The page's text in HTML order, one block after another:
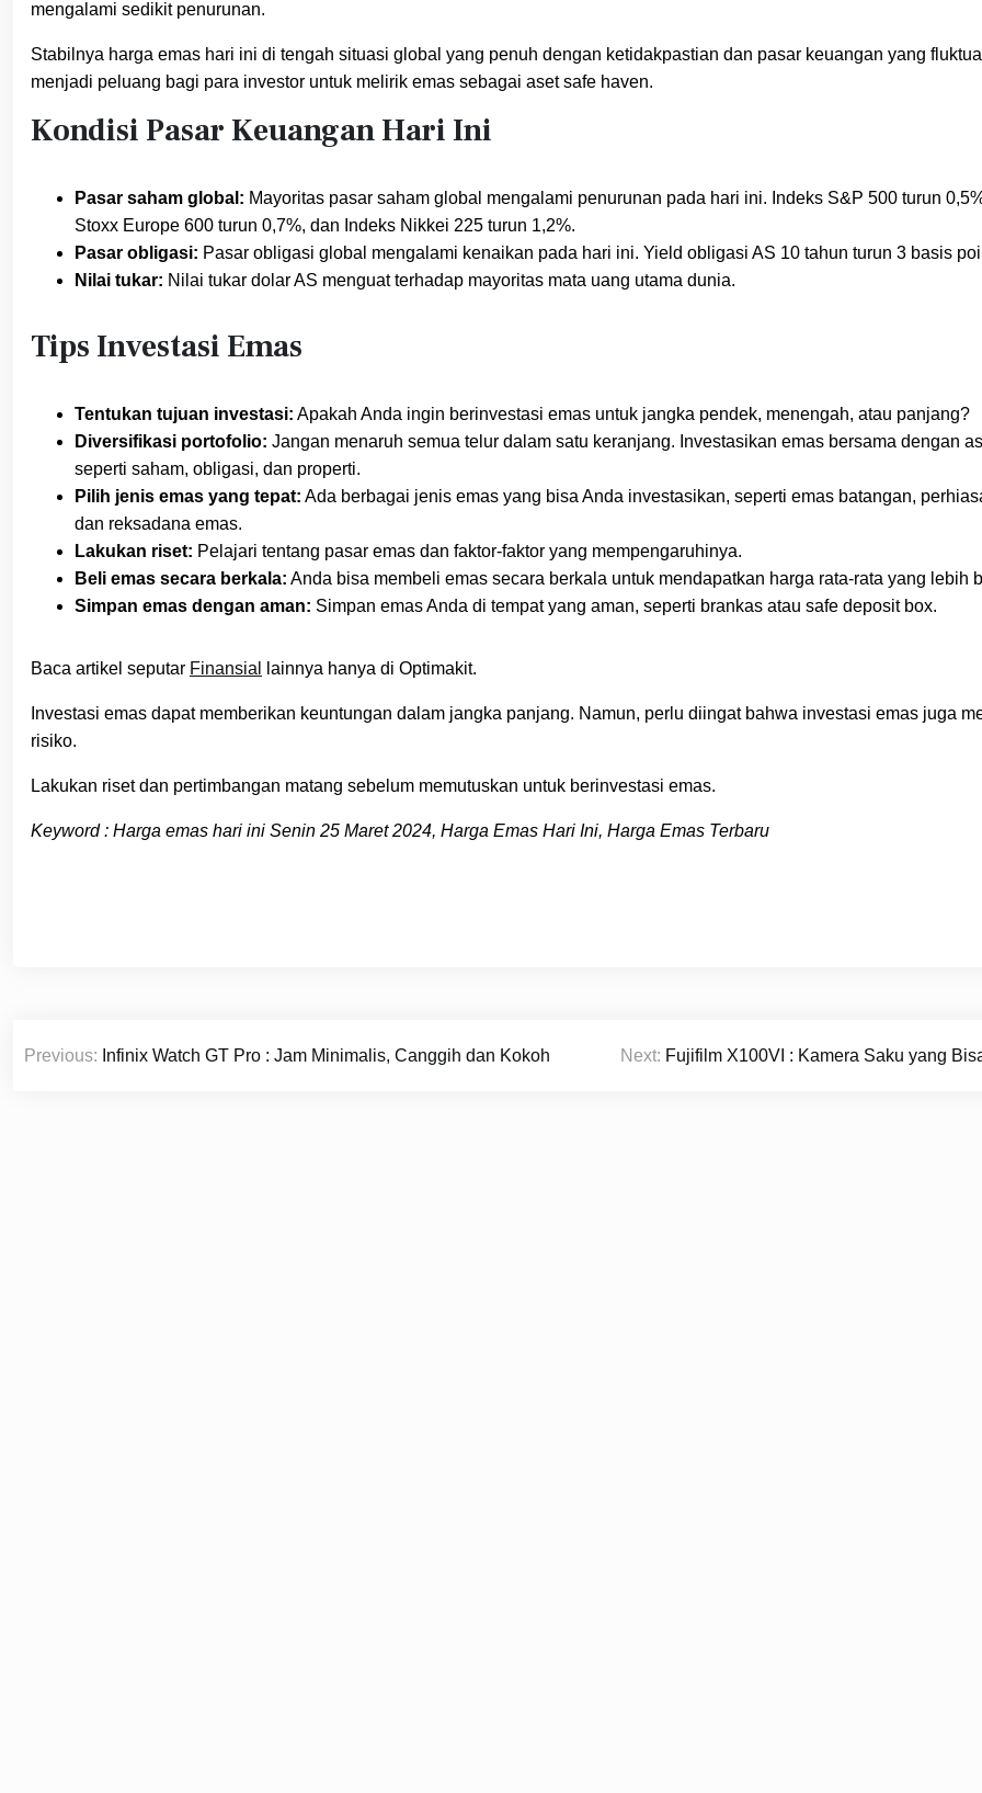
mengalami sedikit penurunan.
Stabilnya harga emas hari ini di tengah situasi global yang penuh dengan ketidakpastian dan pasar keuangan yang
menjadi peluang bagi para investor untuk melirik emas sebagai aset safe haven.
Kondisi Pasar Keuangan Hari Ini
Pasar saham global: Mayoritas pasar saham global mengalami penurunan pada hari ini. Indeks S&P 500 turun
Stoxx Europe 600 turun 0,7%, dan Indeks Nikkei 225 turun 1,2%.
Pasar obligasi: Pasar obligasi global mengalami kenaikan pada hari ini. Yield obligasi AS 10 tahun turun 3 basis
Nilai tukar: Nilai tukar dolar AS menguat terhadap mayoritas mata uang utama dunia.
Tips Investasi Emas
Tentukan tujuan investasi: Apakah Anda ingin berinvestasi emas untuk jangka pendek, menengah, atau panjang?
Diversifikasi portofolio: Jangan menaruh semua telur dalam satu keranjang. Investasikan emas bersama dengan
seperti saham, obligasi, dan properti.
Pilih jenis emas yang tepat: Ada berbagai jenis emas yang bisa Anda investasikan, seperti emas batangan,
dan reksadana emas.
Lakukan riset: Pelajari tentang pasar emas dan faktor-faktor yang mempengaruhinya.
Beli emas secara berkala: Anda bisa membeli emas secara berkala untuk mendapatkan harga rata-rata yang lebih
Simpan emas dengan aman: Simpan emas Anda di tempat yang aman, seperti brankas atau safe deposit box.
Baca artikel seputar Finansial lainnya hanya di Optimakit.
Investasi emas dapat memberikan keuntungan dalam jangka panjang. Namun, perlu diingat bahwa investasi emas juga
risiko.
Lakukan riset dan pertimbangan matang sebelum memutuskan untuk berinvestasi emas.
Keyword : Harga emas hari ini Senin 25 Maret 2024, Harga Emas Hari Ini, Harga Emas Terbaru
pos
Previous: Infinix Watch GT Pro : Jam Minimalis, Canggih dan Kokoh Next: Fujifilm X100VI : Kamera Saku yang